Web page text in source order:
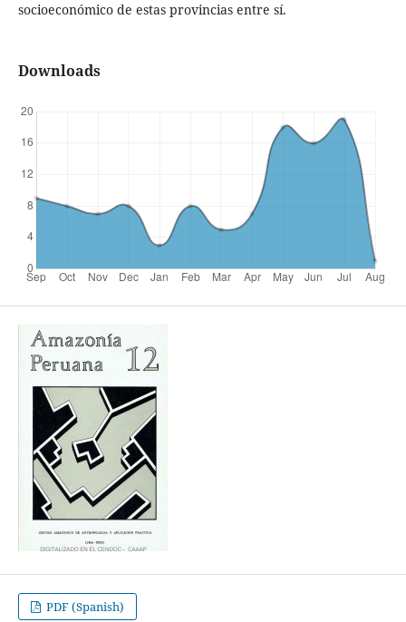
socioeconómico de estas provincias entre sí.
Downloads
PDF (Spanish)